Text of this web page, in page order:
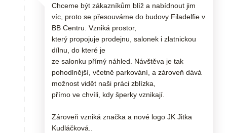
Chceme být zákazníkům blíž a nabídnout jim
víc, proto se přesouváme do budovy Filadelfie v
BB Centru. Vzniká prostor,
který propojuje prodejnu, salonek i zlatnickou
dílnu, do které je
ze salonku přímý náhled. Návštěva je tak
pohodlnější, včetně parkování, a zároveň dává
možnost vidět naši práci zblízka,
přímo ve chvíli, kdy šperky vznikají.
Zároveň vzniká značka a nové logo JK Jitka
Kudláčková..